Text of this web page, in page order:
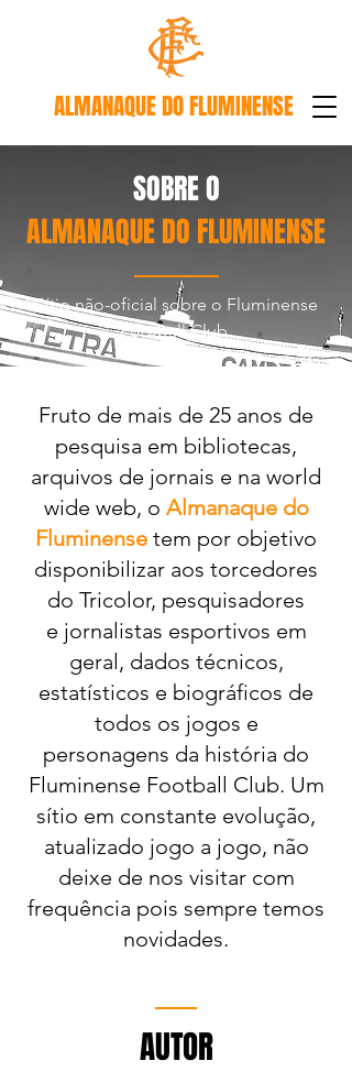
ALMANAQUE DO FLUMINENSE
SOBRE O
ALMANAQUE DO FLUMINENSE
Sítio não-oficial sobre o Fluminense
Football Club.
Fruto de mais de 25 anos de
pesquisa em bibliotecas,
arquivos de jornais e na world
wide web, o Almanaque do
Fluminense tem por objetivo
disponibilizar aos torcedores
do Tricolor, pesquisadores
e jornalistas esportivos em
geral, dados técnicos,
estatísticos e biográficos de
todos os jogos e
personagens da história do
Fluminense Football Club. Um
sítio em constante evolução,
atualizado jogo a jogo, não
deixe de nos visitar com
frequência pois sempre temos
novidades.
AUTOR